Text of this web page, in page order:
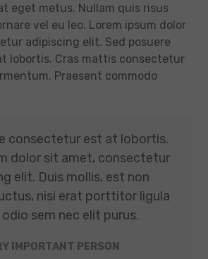
eget metus. Nullam quis risus
vel eu leo. Lorem ipsum dolor
adipiscing elit. Sed posuere
lobortis. Cras mattis consectetur
Praesent commodo
consectetur est at lobortis.
dolor sit amet, consectetur
elit. Duis mollis, est non
nisi erat porttitor ligula
sem nec elit purus.
IMPORTANT PERSON